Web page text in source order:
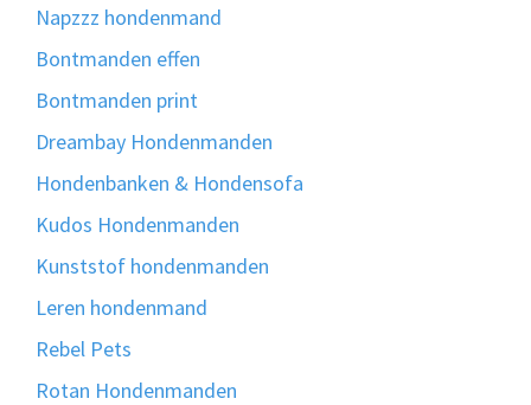
Napzzz hondenmand
Bontmanden effen
Bontmanden print
Dreambay Hondenmanden
Hondenbanken & Hondensofa
Kudos Hondenmanden
Kunststof hondenmanden
Leren hondenmand
Rebel Pets
Rotan Hondenmanden